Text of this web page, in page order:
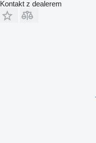
Kontakt z dealerem